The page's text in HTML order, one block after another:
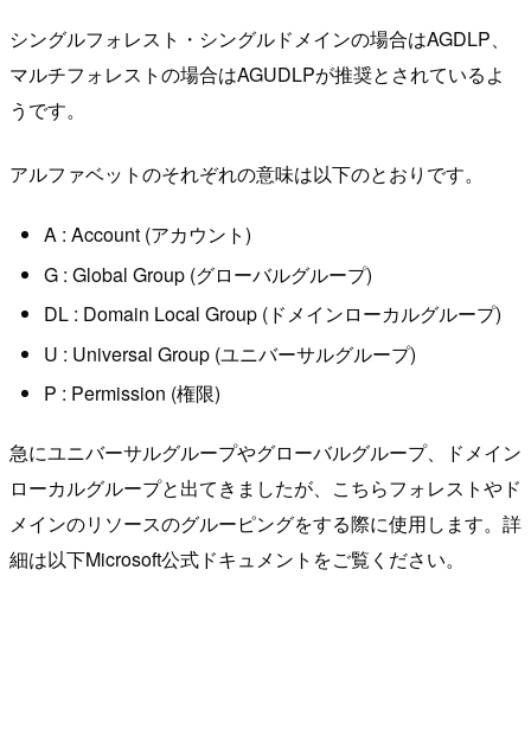
シングルフォレスト・シングルドメインの場合はAGDLP、
マルチフォレストの場合はAGUDLPが推奨とされているよ
うです。
アルファベットのそれぞれの意味は以下のとおりです。
A : Account (アカウント)
G : Global Group (グローバルグループ)
DL : Domain Local Group (ドメインローカルグループ)
U : Universal Group (ユニバーサルグループ)
P : Permission (権限)
急にユニバーサルグループやグローバルグループ、ドメイン
ローカルグループと出てきましたが、こちらフォレストやド
メインのリソースのグルーピングをする際に使用します。詳
細は以下Microsoft公式ドキュメントをご覧ください。